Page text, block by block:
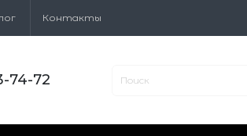
Контакты
74-72